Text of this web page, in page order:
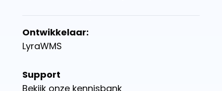
Ontwikkelaar:
LyraWMS
Support
Bekijk onze kennisbank